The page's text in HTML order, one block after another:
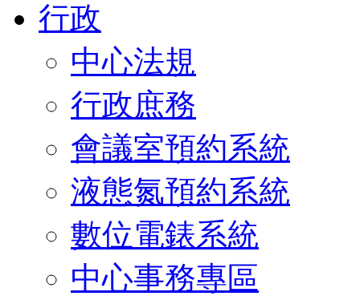
行政
中心法規
行政庶務
會議室預約系統
液態氮預約系統
數位電錶系統
中心事務專區